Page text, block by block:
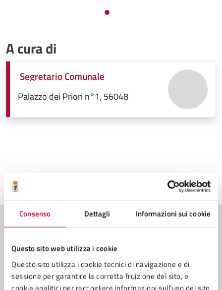
Consenso Dettagli Informazioni sui cookie
Questo sito web utilizza i cookie
Questo sito utilizza i cookie tecnici di navigazione e di
sessione per garantire la corretta fruizione del sito, e
A cura di
Segretario Comunale
Palazzo dei Priori n°1, 56048
Ultimo aggiornamento:
Amministrazione